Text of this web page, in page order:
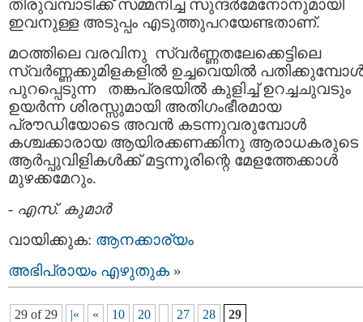
തിരുവമ്പാടിക്ക്‌ സമ്മനിച്ച സുന്ദര്‍മേനോനുമായി
ഇവനുള്ള അടുപ്പം എടുത്തുപറയേണ്ടതാണ്‌.
മഠത്തിലെ വരവിനു സ്വര്‍ണ്ണതലേക്കെട്ടിലെ
സ്വര്‍ണ്ണക്കുമിളകളില്‍ ഉച്ചവെയില്‍
പുറപ്പെടുന്ന തങ്കപ്രഭയില്‍ കുളിച്ച്‌ ഉറച്ചചുവടും
ഉയര്‍ന്ന ശിരസ്സുമായി അതിഗംഭീരമായ
പ്രൗഡിയോടെ അവന്‍ കടന്നുവരുമ്പോള്‍
കശ്ചക്കാരായ ആയിരക്കണക്കിനു ആരാധകരുടെ
ആര്‍പ്പുവിളികള്‍ക്ക്‌ മട്ടന്നൂരിന്റെ മേളത്തേക്കാള്‍
മുഴക്കമേറും.
- എസ്. കുമാര്‍
വായിക്കുക: ആനക്കാര്യം
അഭിപ്രായം എഴുതുക »
29 of 29 |« « 10 20 27 28 29